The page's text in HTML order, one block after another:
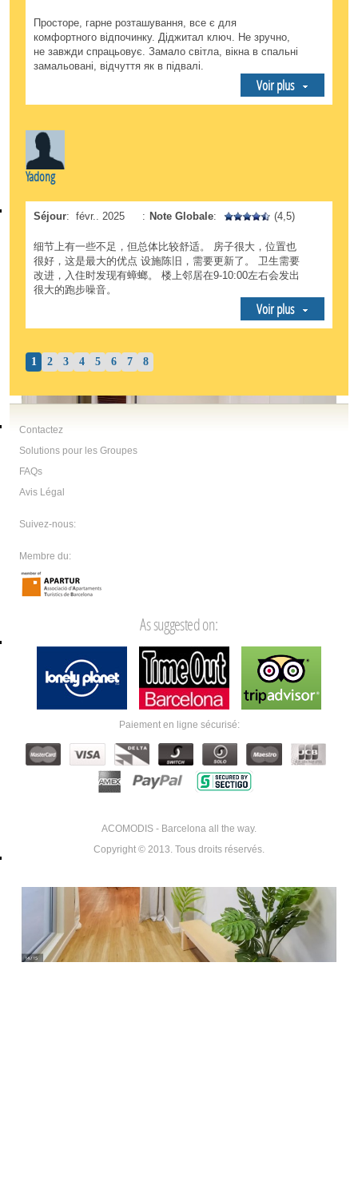
Просторе, гарне розташування, все є для
комфортного відпочинку. Діджитал ключ. Не зручно,
не завжди спрацьовує. Замало світла, вікна в спальні
замальовані, відчуття як в підвалі.
Voir plus
Yadong
Séjour: févr.. 2025 : Note Globale: (4,5)
细节上有一些不足，但总体比较舒适。 房子很大，位置也
很好，这是最大的优点 设施陈旧，需要更新了。 卫生需要
改进，入住时发现有蟑螂。 楼上邻居在9-10:00左右会发出
很大的跑步噪音。
Voir plus
1 2 3 4 5 6 7 8
Contactez
Solutions pour les Groupes
FAQs
Avis Légal
Suivez-nous:
Membre du:
As suggested on:
Paiement en ligne sécurisé:
ACOMODIS - Barcelona all the way.
Copyright © 2013. Tous droits réservés.